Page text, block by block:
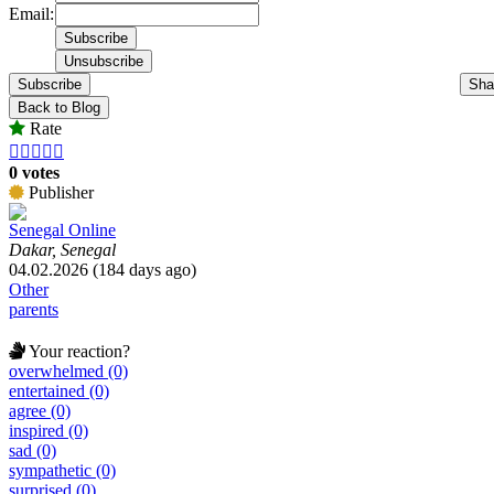
Email:
Subscribe
Back to Blog
Rate
    
0 votes
Publisher
Senegal Online
Dakar, Senegal
04.02.2026 (184 days ago)
Other
parents
Your reaction?
overwhelmed (0)
entertained (0)
agree (0)
inspired (0)
sad (0)
sympathetic (0)
surprised (0)